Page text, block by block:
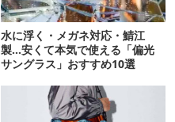
水に浮く・メガネ対応・鯖江
製…安くて本気で使える「偏光
サングラス」おすすめ10選